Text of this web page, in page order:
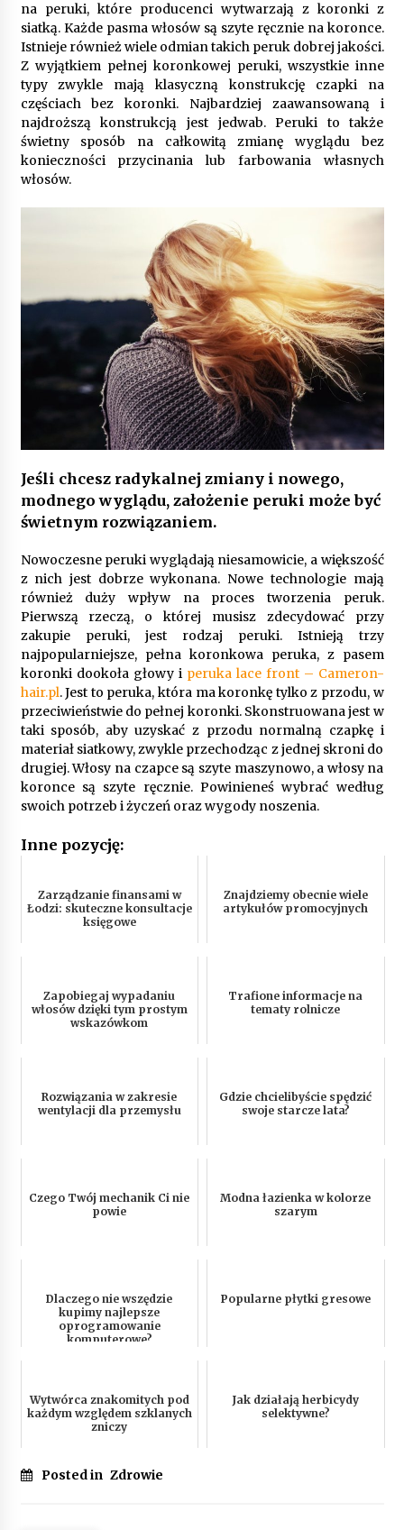
Startpolish w praktyce – jak szybko przyswajać
nowy język?
10 miesięcy ago
Zakopane: apartament z basenem dla
wymagających
10 miesięcy ago
11 miesięcy ago
Nowoczesne rozwiązania opakowaniowe
dopasowane do potrzeb różnych branż
12 miesięcy ago
Gruntowa czy powietrzna pompa ciepła – co
wybrać do ogrzewania domu?
1 rok ago
na peruki, które producenci wytwarzają z koronki z
siatką. Każde pasma włosów są szyte ręcznie na koronce.
Istnieje również wiele odmian takich peruk dobrej jakości.
Z wyjątkiem pełnej koronkowej peruki, wszystkie inne
typy zwykle mają klasyczną konstrukcję czapki na
częściach bez koronki. Najbardziej zaawansowaną i
najdroższą konstrukcją jest jedwab. Peruki to także
świetny sposób na całkowitą zmianę wyglądu bez
konieczności przycinania lub farbowania własnych
włosów.
Jeśli chcesz radykalnej zmiany i nowego,
modnego wyglądu, założenie peruki może być
świetnym rozwiązaniem.
Nowoczesne peruki wyglądają niesamowicie, a większość
z nich jest dobrze wykonana. Nowe technologie mają
również duży wpływ na proces tworzenia peruk.
Pierwszą rzeczą, o której musisz zdecydować przy
zakupie peruki, jest rodzaj peruki. Istnieją trzy
najpopularniejsze, pełna koronkowa peruka, z pasem
koronki dookoła głowy i peruka lace front – Cameron-
hair.pl. Jest to peruka, która ma koronkę tylko z przodu, w
przeciwieństwie do pełnej koronki. Skonstruowana jest w
taki sposób, aby uzyskać z przodu normalną czapkę i
materiał siatkowy, zwykle przechodząc z jednej skroni do
drugiej. Włosy na czapce są szyte maszynowo, a włosy na
koronce są szyte ręcznie. Powinieneś wybrać według
swoich potrzeb i życzeń oraz wygody noszenia.
Inne pozycję:
Zarządzanie finansami w
Łodzi: skuteczne konsultacje
księgowe
Znajdziemy obecnie wiele
artykułów promocyjnych
Zapobiegaj wypadaniu
włosów dzięki tym prostym
wskazówkom
Trafione informacje na
tematy rolnicze
Rozwiązania w zakresie
wentylacji dla przemysłu
Gdzie chcielibyście spędzić
swoje starcze lata?
Czego Twój mechanik Ci nie
powie
Modna łazienka w kolorze
szarym
Dlaczego nie wszędzie
kupimy najlepsze
oprogramowanie
komputerowe?
Popularne płytki gresowe
Wytwórca znakomitych pod
każdym względem szklanych
zniczy
Jak działają herbicydy
selektywne?
Posted in Zdrowie